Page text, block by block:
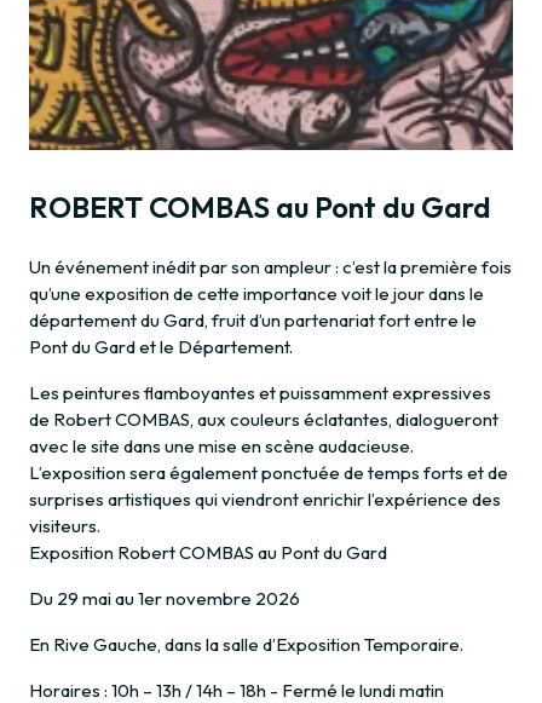
ROBERT COMBAS au Pont du Gard
Un événement inédit par son ampleur : c’est la première fois
qu’une exposition de cette importance voit le jour dans le
département du Gard, fruit d’un partenariat fort entre le
Pont du Gard et le Département.
Les peintures flamboyantes et puissamment expressives
de Robert COMBAS, aux couleurs éclatantes, dialogueront
avec le site dans une mise en scène audacieuse.
L’exposition sera également ponctuée de temps forts et de
surprises artistiques qui viendront enrichir l’expérience des
visiteurs.
Exposition Robert COMBAS au Pont du Gard
Du 29 mai au 1er novembre 2026
En Rive Gauche, dans la salle d’Exposition Temporaire.
Horaires : 10h – 13h / 14h – 18h - Fermé le lundi matin